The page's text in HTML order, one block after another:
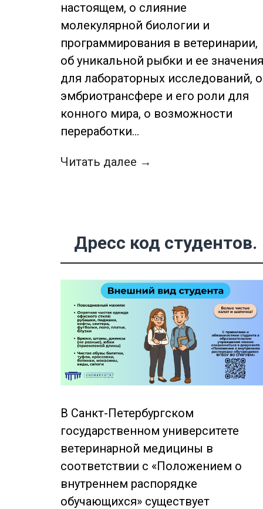
настоящем, о слияние
молекулярной биологии и
программирования в ветеринарии,
об уникальной рыбки и ее
для лабораторных исследований, о
эмбриотрансфере и его роли для
конного мира, о возможности
переработки…
Читать далее →
Дресс код студентов.
В Санкт-Петербургском
государственном университете
ветеринарной медицины в
соответствии с «Положением о
внутреннем распорядке
обучающихся» существует